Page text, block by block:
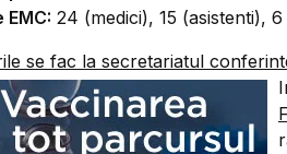
EMC: 24 (medici), 15 (asistenti),
se fac la secretariatul